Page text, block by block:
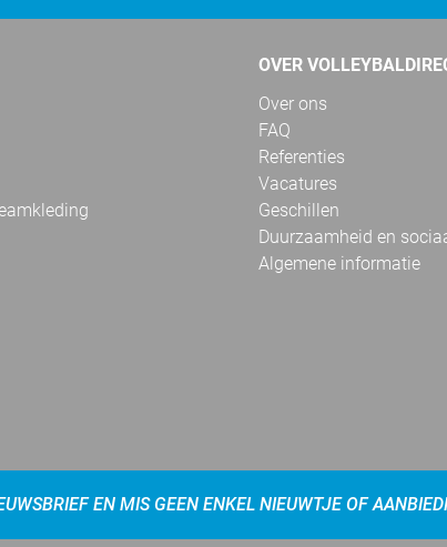
OVER
Over ons
FAQ
Referenties
Vacatures
Geschillen
Duurzaamheid en
Algemene informatie
EN MIS GEEN ENKEL NIEUWTJE OF